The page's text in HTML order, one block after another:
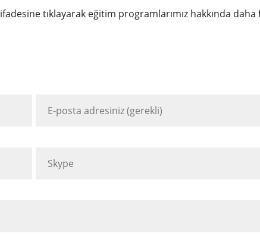
ifadesine tıklayarak eğitim programlarımız hakkında daha